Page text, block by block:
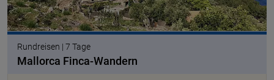
Rundreisen | 7 Tage
Mallorca Finca-Wandern